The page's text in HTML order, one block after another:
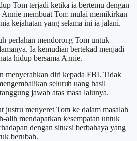
Tom terjadi ketika ia bertemu dengan
membuat Tom mulai memikirkan
kejahatan yang selama ini ia jalani.
perlahan mendorong Tom untuk
Ia kemudian bertekad menjadi
hidup bersama Annie.
menyerahkan diri kepada FBI. Tidak
seluruh uang hasil
jawab atas masa lalunya.
justru menyeret Tom ke dalam masalah
alih mendapatkan kesempatan untuk
dengan situasi berbahaya yang
berubah.